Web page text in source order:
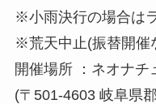
※小雨決行の場合は
※荒天中止(振替開催
開催場所 ：ネオナチ
(〒501-4603 岐阜県